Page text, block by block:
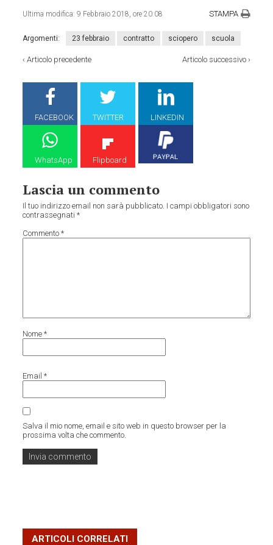
Ultima modifica:9 Febbraio 2018, ore 20:08 STAMPA
Argomenti: 23 febbraio contratto sciopero scuola
‹Articolo precedente Articolo successivo›
FACEBOOK TWITTER LINKEDIN
WhatsApp Flipboard
Lascia un commento
Il tuo indirizzo email non sarà pubblicato. I campi obbligatori sono
contrassegnati*
Commento*
Nome*
Email*
Salva il mio nome, email e sito web in questo browser per la
prossima volta che commento.
ARTICOLI CORRELATI